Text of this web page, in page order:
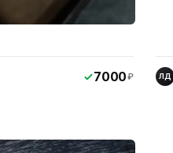
7000₽ ЛД